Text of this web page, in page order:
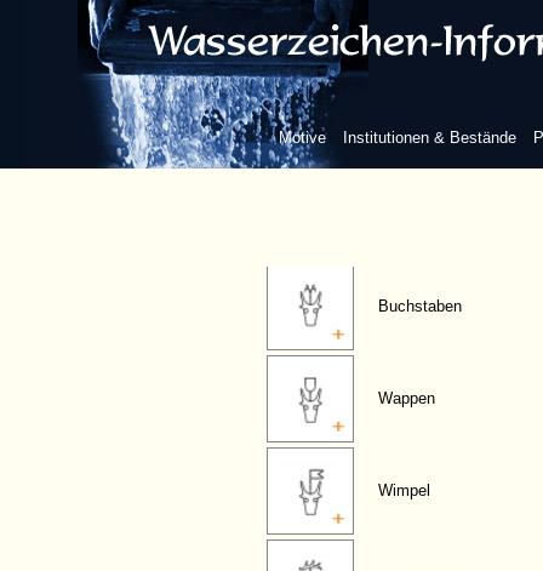
Motive Institutionen & Bestände
Kreis
Buchstaben
Wappen
Wimpel